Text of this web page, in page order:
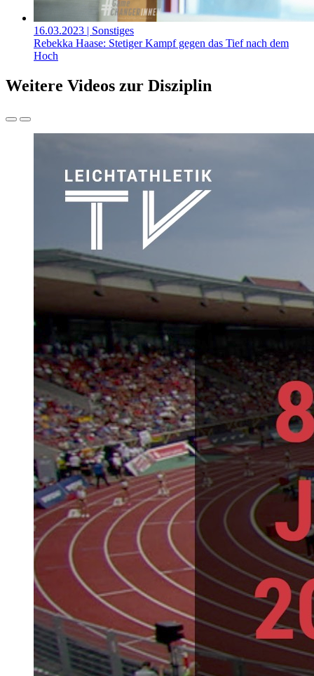
16.03.2023 | Sonstiges
Rebekka Haase: Stetiger Kampf gegen das Tief nach dem
Hoch
Weitere Videos zur Disziplin